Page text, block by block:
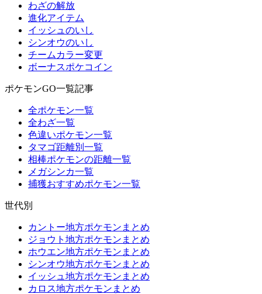
わざの解放
進化アイテム
イッシュのいし
シンオウのいし
チームカラー変更
ボーナスポケコイン
ポケモンGO一覧記事
全ポケモン一覧
全わざ一覧
色違いポケモン一覧
タマゴ距離別一覧
相棒ポケモンの距離一覧
メガシンカ一覧
捕獲おすすめポケモン一覧
世代別
カントー地方ポケモンまとめ
ジョウト地方ポケモンまとめ
ホウエン地方ポケモンまとめ
シンオウ地方ポケモンまとめ
イッシュ地方ポケモンまとめ
カロス地方ポケモンまとめ